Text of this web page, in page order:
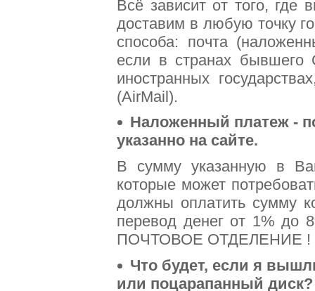
Всё зависит от того,
доставим в любую точку
способа: почта
если в странах бывшего
иностранных
(AirMail).
Наложенный платеж -
указанно на сайте.
В сумму указанную в
которые может
должны оплатить сумму
перевод денег от 1% до
ПОЧТОВОЕ ОТДЕЛЕНИЕ !
Что будет, если я
или поцарапанный диск?